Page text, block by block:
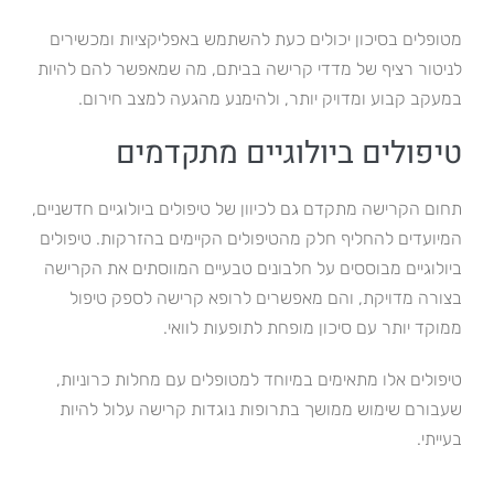
מטופלים בסיכון יכולים כעת להשתמש באפליקציות ומכשירים
לניטור רציף של מדדי קרישה בביתם, מה שמאפשר להם להיות
במעקב קבוע ומדויק יותר, ולהימנע מהגעה למצב חירום.
טיפולים ביולוגיים מתקדמים
תחום הקרישה מתקדם גם לכיוון של טיפולים ביולוגיים חדשניים,
המיועדים להחליף חלק מהטיפולים הקיימים בהזרקות. טיפולים
ביולוגיים מבוססים על חלבונים טבעיים המווסתים את הקרישה
בצורה מדויקת, והם מאפשרים לרופא קרישה לספק טיפול
ממוקד יותר עם סיכון מופחת לתופעות לוואי.
טיפולים אלו מתאימים במיוחד למטופלים עם מחלות כרוניות,
שעבורם שימוש ממושך בתרופות נוגדות קרישה עלול להיות
בעייתי.